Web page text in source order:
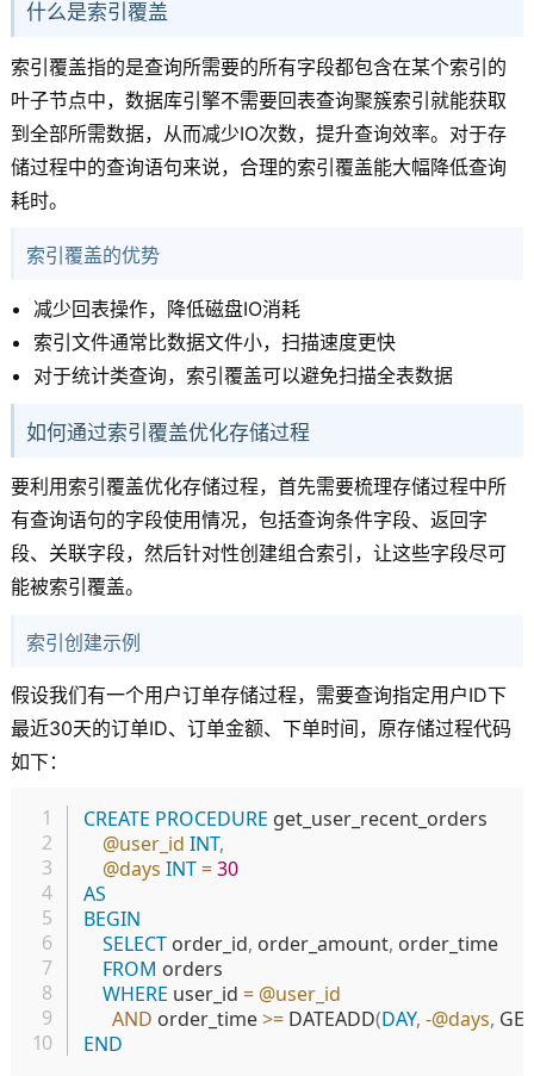
什么是索引覆盖
索引覆盖指的是查询所需要的所有字段都包含在某个索引的
叶子节点中，数据库引擎不需要回表查询聚簇索引就能获取
到全部所需数据，从而减少IO次数，提升查询效率。对于存
储过程中的查询语句来说，合理的索引覆盖能大幅降低查询
耗时。
索引覆盖的优势
减少回表操作，降低磁盘IO消耗
索引文件通常比数据文件小，扫描速度更快
对于统计类查询，索引覆盖可以避免扫描全表数据
如何通过索引覆盖优化存储过程
要利用索引覆盖优化存储过程，首先需要梳理存储过程中所
有查询语句的字段使用情况，包括查询条件字段、返回字
段、关联字段，然后针对性创建组合索引，让这些字段尽可
能被索引覆盖。
索引创建示例
假设我们有一个用户订单存储过程，需要查询指定用户ID下
最近30天的订单ID、订单金额、下单时间，原存储过程代码
如下：
CREATE PROCEDURE get_user_recent_orders
@user_id INT,
@days INT =30
AS
BEGIN
SELECT order_id, order_amount, order_time
FROM orders
WHERE user_id = @user_id
AND order_time >= DATEADD(DAY, -@days,
END
复制